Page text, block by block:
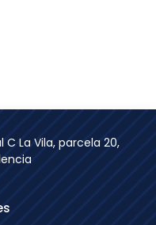
C La Vila, parcela 20,